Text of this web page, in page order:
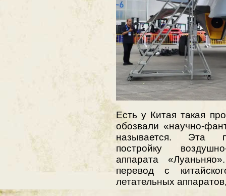
Есть у Китая такая
обозвали «научно-
называется. Эта
постройку
аппарата
перевод с
летательных